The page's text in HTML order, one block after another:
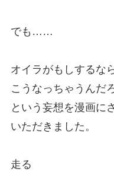
でも……
オイラがもしするなら
こうなっちゃうんだ
という妄想を漫画に
いただきました。
走る